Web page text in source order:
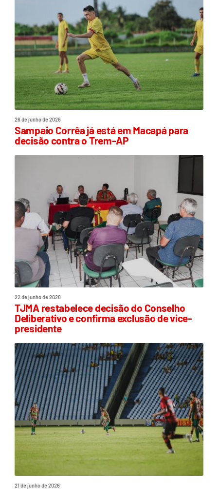
26 de junho de 2026
Sampaio Corrêa já está em Macapá para
decisão contra o Trem-AP
22 de junho de 2026
TJMA restabelece decisão do Conselho
Deliberativo e confirma exclusão de vice-
presidente
21 de junho de 2026